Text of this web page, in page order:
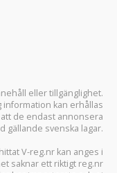
eller tillgänglighet.
information kan erhållas
de endast annonsera
gällande svenska lagar.
V-reg.nr kan anges i
saknar ett riktigt reg.nr